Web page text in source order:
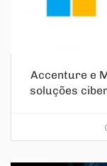
Accenture e
soluções